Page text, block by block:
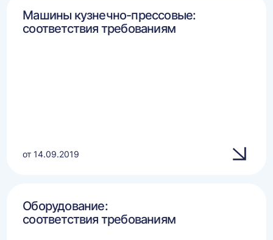
Машины кузнечно-прессовые:
соответствия требованиям
от 14.09.2019
Оборудование:
соответствия требованиям